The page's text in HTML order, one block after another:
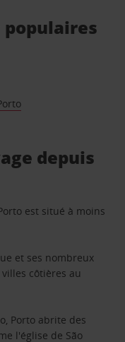
populaires
depuis
est situé à moins
et ses nombreux
côtières au
Porto abrite des
l'église de São